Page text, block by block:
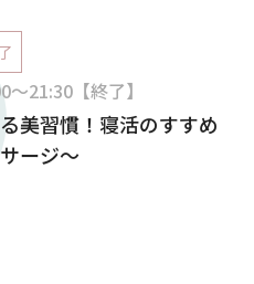
21:30【終了】
美習慣！寝活のすすめ
ージ～